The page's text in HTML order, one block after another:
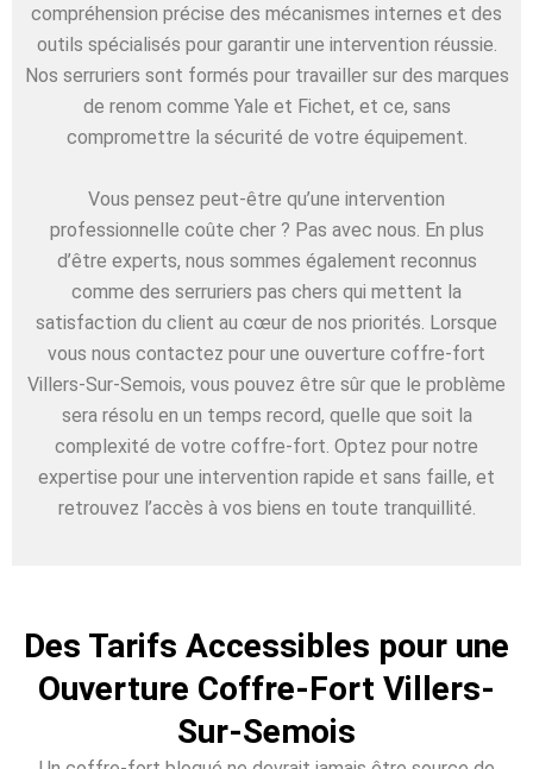
compréhension précise des mécanismes internes et des
outils spécialisés pour garantir une intervention réussie.
Nos serruriers sont formés pour travailler sur des marques
de renom comme Yale et Fichet, et ce, sans
compromettre la sécurité de votre équipement.
Vous pensez peut-être qu’une intervention
professionnelle coûte cher ? Pas avec nous. En plus
d’être experts, nous sommes également reconnus
comme des serruriers pas chers qui mettent la
satisfaction du client au cœur de nos priorités. Lorsque
vous nous contactez pour une ouverture coffre-fort
Villers-Sur-Semois, vous pouvez être sûr que le problème
sera résolu en un temps record, quelle que soit la
complexité de votre coffre-fort. Optez pour notre
expertise pour une intervention rapide et sans faille, et
retrouvez l’accès à vos biens en toute tranquillité.
Des Tarifs Accessibles pour une
Ouverture Coffre-Fort Villers-
Sur-Semois